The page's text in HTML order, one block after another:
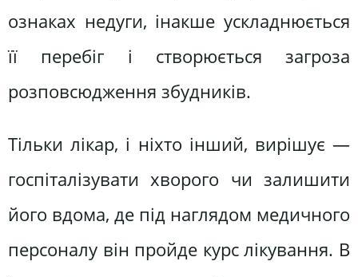
ознаках недуги, інакше ускладнюється
її перебіг і створюється загроза
розповсюдження збудників.
Тільки лікар, і ніхто інший, вирішує —
госпіталізувати хворого чи залишити
його вдома, де під наглядом медичного
персоналу він пройде курс лікування. В